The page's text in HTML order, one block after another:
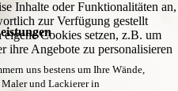
uns bestens um Ihre Wände,
und Lackierer in
Inhalte oder Funktionalitäten an,
zur Verfügung gestellt
Cookies setzen, z.B. um
ihre Angebote zu personalisieren